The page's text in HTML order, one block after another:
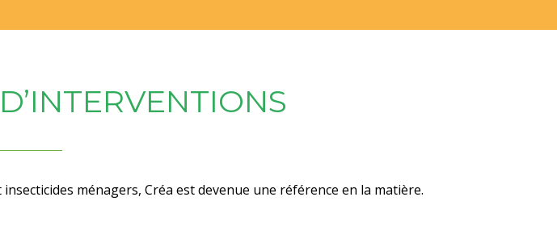
ménagers, Créa est devenue une référence en la matière.